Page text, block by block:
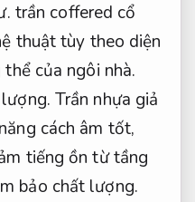
trần coffered cổ
thuật tùy theo diện
của ngôi nhà.
Trần nhựa giả
cách âm tốt,
tiếng ồn từ tầng
bảo chất lượng.